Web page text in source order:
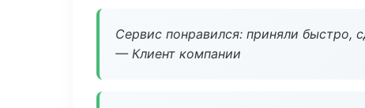
Сервис понравился: приняли быстро,
— Клиент компании